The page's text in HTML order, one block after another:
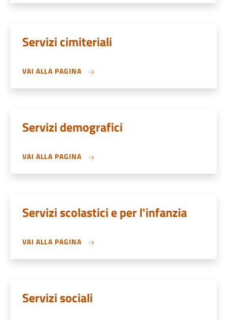
Servizi cimiteriali
VAI ALLA PAGINA
Servizi demografici
VAI ALLA PAGINA
Servizi scolastici e per l'infanzia
VAI ALLA PAGINA
Servizi sociali